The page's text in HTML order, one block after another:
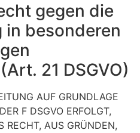
gegen die
in besonderen
21 DSGVO)
AUF GRUNDLAGE
F DSGVO ERFOLGT,
RECHT, AUS GRÜNDEN,